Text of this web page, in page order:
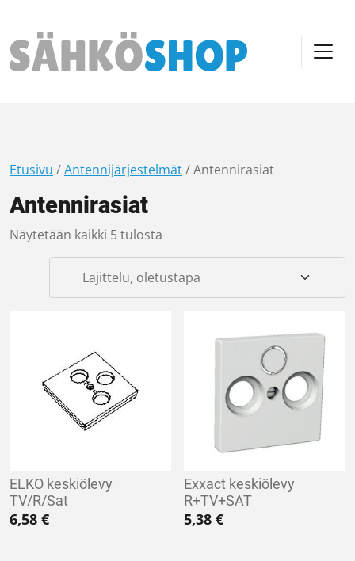
Päävalikko
Etusivu /Antennijärjestelmät/ Antennirasiat
Antennirasiat
Näytetään kaikki 5 tulosta
ELKO keskiölevy
TV/R/Sat
6,58 €
Exxact keskiölevy
R+TV+SAT
5,38€